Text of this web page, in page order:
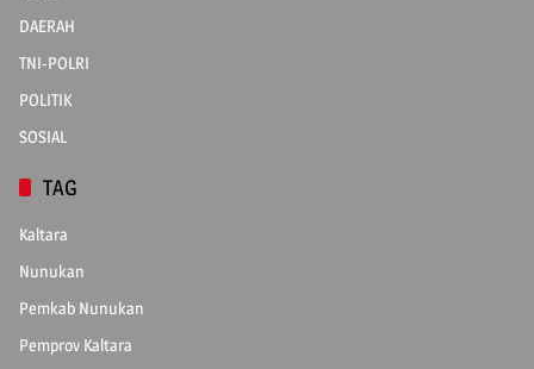
DAERAH
TNI-POLRI
POLITIK
SOSIAL
TAG
Kaltara
Nunukan
Pemkab Nunukan
Pemprov Kaltara